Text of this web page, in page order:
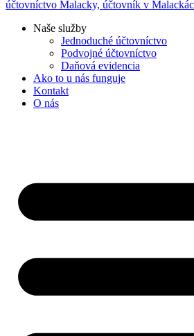
Naše služby
Jednoduché účtovníctvo
Podvojné účtovníctvo
Daňová evidencia
Ako to u nás funguje
Kontakt
O nás